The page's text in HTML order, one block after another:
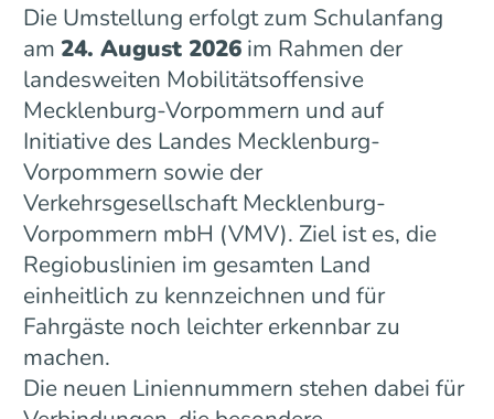
Die Umstellung erfolgt zum Schulanfang
am 24. August 2026im Rahmen der
landesweiten Mobilitätsoffensive
Mecklenburg-Vorpommern und auf
Initiative des Landes Mecklenburg-
Vorpommern sowie der
Verkehrsgesellschaft Mecklenburg-
Vorpommern mbH (VMV). Ziel ist es, die
Regiobuslinien im gesamten Land
einheitlich zu kennzeichnen und für
Fahrgäste noch leichter erkennbar zu
machen.
Die neuen Liniennummern stehen dabei für